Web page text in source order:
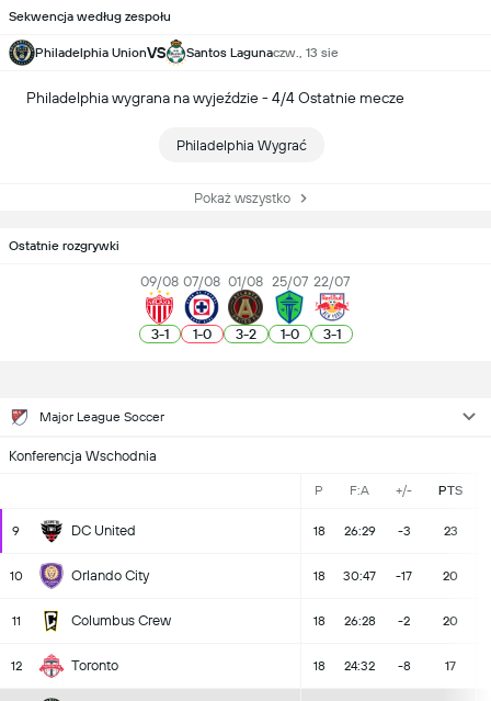
Ostatnie rozgrywki
09/08
3-1
07/08
1-0
01/08
3-2
25/07
1-0
22/07
3-1
Major League Soccer
Konferencja Wschodnia
P F:A +/- PTS
9 DC United 18 26:29 -3 23
10 Orlando City 18 30:47 -17 20
11 Columbus Crew 18 26:28 -2 20
12 Toronto 18 24:32 -8 17
Sekwencja według zespołu
Philadelphia UnionVS Santos Lagunaczw., 13 sie
Philadelphia wygrana na wyjeździe - 4/4 Ostatnie mecze
Philadelphia Wygrać
Pokaż wszystko